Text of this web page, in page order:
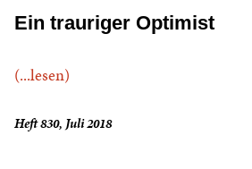
Ein trauriger Optimist
(...lesen)
Heft 830, Juli 2018